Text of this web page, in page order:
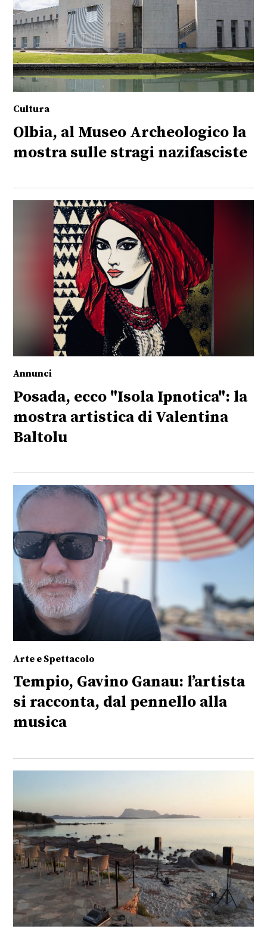
Cultura
Olbia, al Museo Archeologico la
mostra sulle stragi nazifasciste
Annunci
Posada, ecco "Isola Ipnotica": la
mostra artistica di Valentina
Baltolu
Arte e Spettacolo
Tempio, Gavino Ganau: l’artista
si racconta, dal pennello alla
musica